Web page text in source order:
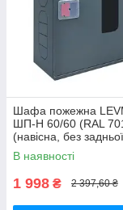
Шафа пожежна
ШП-Н 60/60 (RAL
(навісна, без задньої
антрацит,
В наявності
1 998 ₴ 2 397,60 ₴